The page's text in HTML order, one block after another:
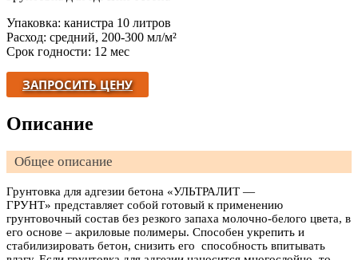
Упаковка: канистра 10 литров
Расход: средний, 200-300 мл/м²
Срок годности: 12 мес
ЗАПРОСИТЬ ЦЕНУ
Описание
Общее описание
Грунтовка для адгезии бетона «УЛЬТРАЛИТ —
ГРУНТ» представляет собой готовый к применению
грунтовочный состав без резкого запаха молочно-белого цвета, в
его основе – акриловые полимеры. Способен укрепить и
стабилизировать бетон, снизить его способность впитывать